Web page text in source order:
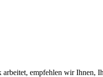
empfehlen wir